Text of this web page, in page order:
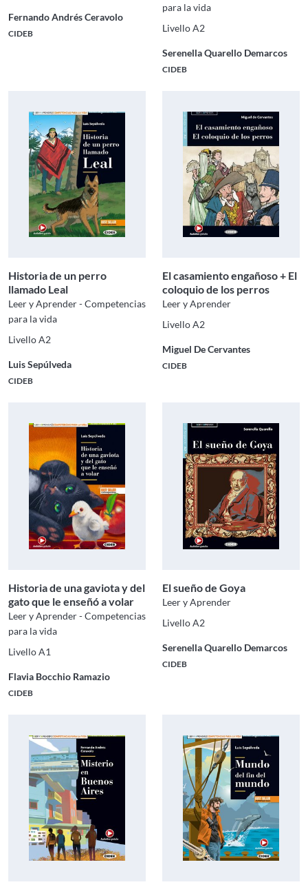
Fernando Andrés Ceravolo
CIDEB
para la vida
Livello A2
Serenella Quarello Demarcos
CIDEB
Historia de un perro
llamado Leal
Leer y Aprender - Competencias
para la vida
Livello A2
Luis Sepúlveda
CIDEB
El casamiento engañoso + El
coloquio de los perros
Leer y Aprender
Livello A2
Miguel De Cervantes
CIDEB
Historia de una gaviota y del
gato que le enseñó a volar
Leer y Aprender - Competencias
para la vida
Livello A1
Flavia Bocchio Ramazio
CIDEB
El sueño de Goya
Leer y Aprender
Livello A2
Serenella Quarello Demarcos
CIDEB